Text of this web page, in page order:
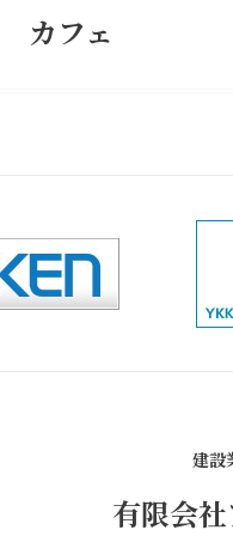
カフェ
建設
有限会